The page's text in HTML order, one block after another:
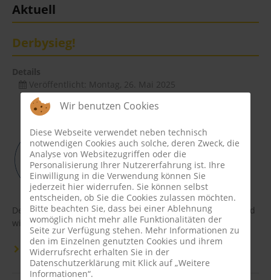
Media
Termine
Jubiläum 75
Aktuell
Derbysieg!
Details
Veröffentlicht: Montag, 26. Mai 2025
Derbysieg! A-Jugend schlägt Teuto Riesenbeck mit 3:2 – und
wie!
Weiterlesen ...
Wir benutzen Cookies
Diese Webseite verwendet neben technisch
notwendigen Cookies auch solche, deren Zweck, die
Analyse von Websitezugriffen oder die
Personalisierung Ihrer Nutzererfahrung ist. Ihre
Einwilligung in die Verwendung können Sie
jederzeit hier widerrufen. Sie können selbst
entscheiden, ob Sie die Cookies zulassen möchten.
Bitte beachten Sie, dass bei einer Ablehnung
womöglich nicht mehr alle Funktionalitäten der
Seite zur Verfügung stehen. Mehr Informationen zu
den im Einzelnen genutzten Cookies und ihrem
Widerrufsrecht erhalten Sie in der
Datenschutzerklärung mit Klick auf „Weitere
Informationen“.